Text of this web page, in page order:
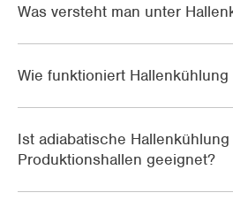
Was versteht man unter
Wie funktioniert
Ist adiabatische
Produktionshallen geeignet?